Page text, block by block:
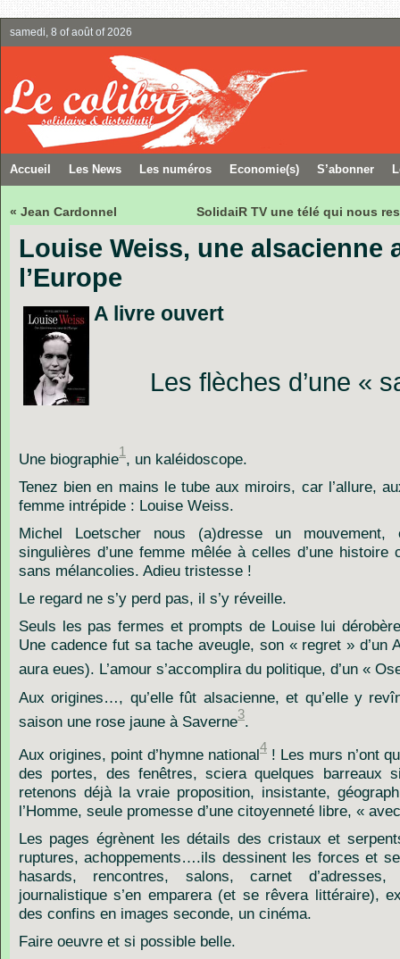
samedi, 8 of août of 2026
Accueil Les News Les numéros Economie(s) S’abonner
« Jean Cardonnel SolidaiR TV une télé qui nous
Louise Weiss, une alsacienne
l’Europe
A livre ouvert
Les flèches d’une «
Une biographie1 , un kaléidoscope.
Tenez bien en mains le tube aux miroirs, car l’allure,
femme intrépide : Louise Weiss.
Michel Loetscher nous (a)dresse un mouvement,
singulières d’une femme mêlée à celles d’une
sans mélancolies. Adieu tristesse !
Le regard ne s’y perd pas, il s’y réveille.
Seuls les pas fermes et prompts de Louise lui
Une cadence fut sa tache aveugle, son « regret » d’un
aura eues). L’amour s’accomplira du politique, d’un «
Aux origines…, qu’elle fût alsacienne, et qu’elle y
saison une rose jaune à Saverne3.
Aux origines, point d’hymne national4 ! Les murs n’ont
des portes, des fenêtres, sciera quelques
retenons déjà la vraie proposition, insistante,
l’Homme, seule promesse d’une citoyenneté libre, «
Les pages égrènent les détails des cristaux et
ruptures, achoppements….ils dessinent les forces et
hasards, rencontres, salons, carnet
journalistique s’en emparera (et se rêvera littéraire),
des confins en images seconde, un cinéma.
Faire oeuvre et si possible belle.